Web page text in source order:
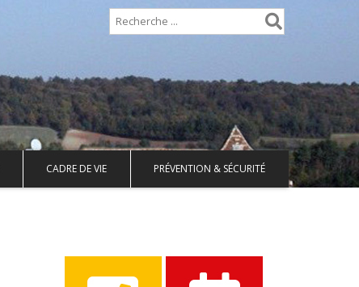
CADRE DE VIE PRÉVENTION & SÉCURITÉ